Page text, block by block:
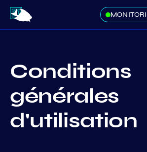
Conditions
générales
d'utilisation